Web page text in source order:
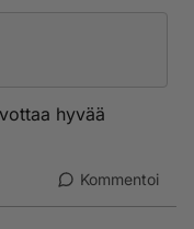
hyvää
Kommentoi